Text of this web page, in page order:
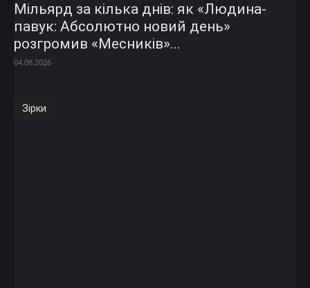
Мільярд за кілька днів: як «Людина-
павук: Абсолютно новий день»
розгромив «Месників»...
04.08.2026
Зірки